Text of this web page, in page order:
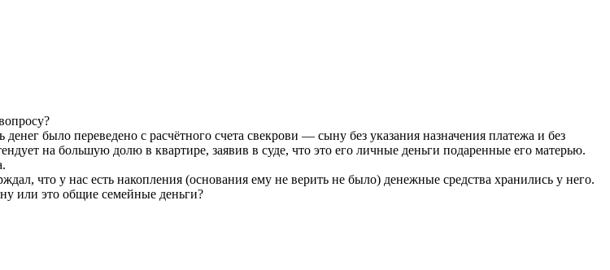
было переведено с расчётного счета свекрови — сыну без указания назначения платежа и без
на большую долю в квартире, заявив в суде, что это его личные деньги подаренные его матерью.
что у нас есть накопления (основания ему не верить не было) денежные средства хранились у него.
или это общие семейные деньги?